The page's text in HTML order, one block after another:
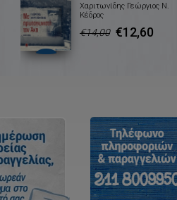
Χαριτωνίδης Γεώργιος Ν.
Κέδρος
€14,00 €12,60